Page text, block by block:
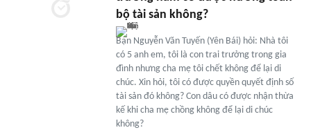
bộ tài sản không?
Bạn Nguyễn Văn Tuyến (Yên Bái) hỏi: Nhà tôi
có 5 anh em, tôi là con trai trưởng trong gia
đình nhưng cha mẹ tôi chết không để lại di
chúc. Xin hỏi, tôi có được quyền quyết định số
tài sản đó không? Con dâu có được nhận thừa
kế khi cha mẹ chồng không để lại di chúc
không?